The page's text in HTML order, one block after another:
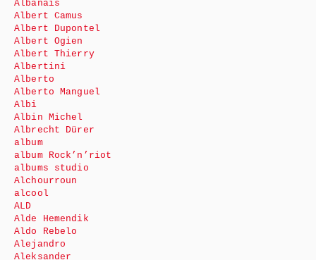
Albanais
Albert Camus
Albert Dupontel
Albert Ogien
Albert Thierry
Albertini
Alberto
Alberto Manguel
Albi
Albin Michel
Albrecht Dürer
album
album Rock’n’riot
albums studio
Alchourroun
alcool
ALD
Alde Hemendik
Aldo Rebelo
Alejandro
Aleksander